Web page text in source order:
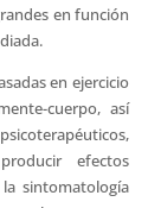
en función
en ejercicio
cuerpo, así
efectos
sintomatología